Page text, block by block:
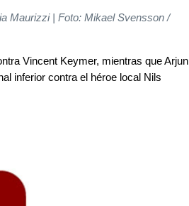
Maurizzi | Foto: Mikael Svensson /
Vincent Keymer, mientras que Arjun
inferior contra el héroe local Nils